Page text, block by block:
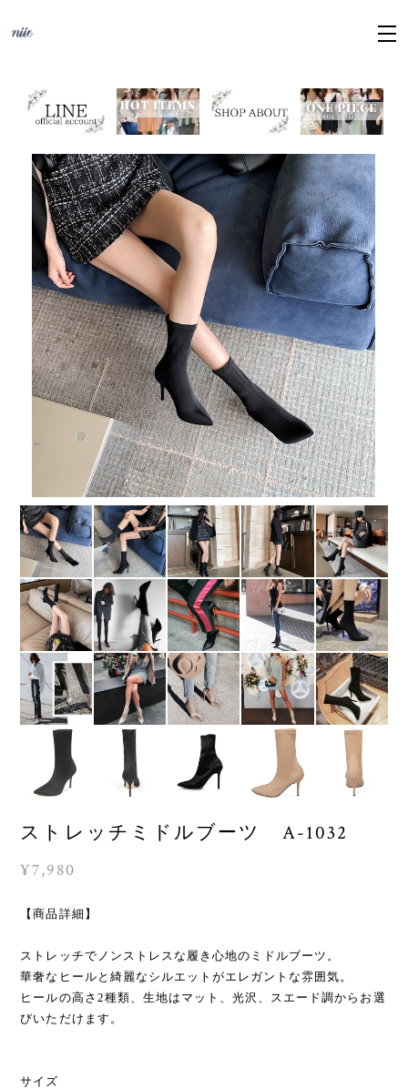
ストレッチミドルブーツ A-1032
¥7,980
【商品詳細】
ストレッチでノンストレスな履き心地のミドルブーツ。
華奢なヒールと綺麗なシルエットがエレガントな雰囲気。
ヒールの高さ2種類、生地はマット、光沢、スエード調からお選
びいただけます。
サイズ